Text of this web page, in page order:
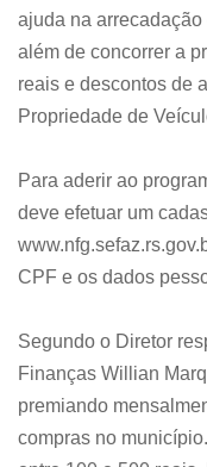
ajuda na
além de concorrer a
reais e descontos de
Propriedade de
Para aderir ao
deve efetuar um
CPF e os dados
Segundo o Diretor
Finanças Willian
premiando
compras no